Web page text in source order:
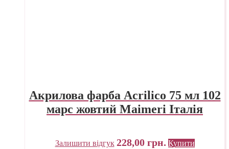
Акрилова фарба Acrilico 75 мл 102
марс жовтий Maimeri Італія
Залишити відгук 228,00 грн. Купити